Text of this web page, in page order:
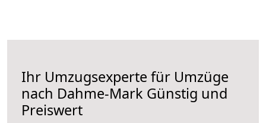
Ihr Umzugsexperte für Umzüge
nach Dahme-Mark Günstig und
Preiswert